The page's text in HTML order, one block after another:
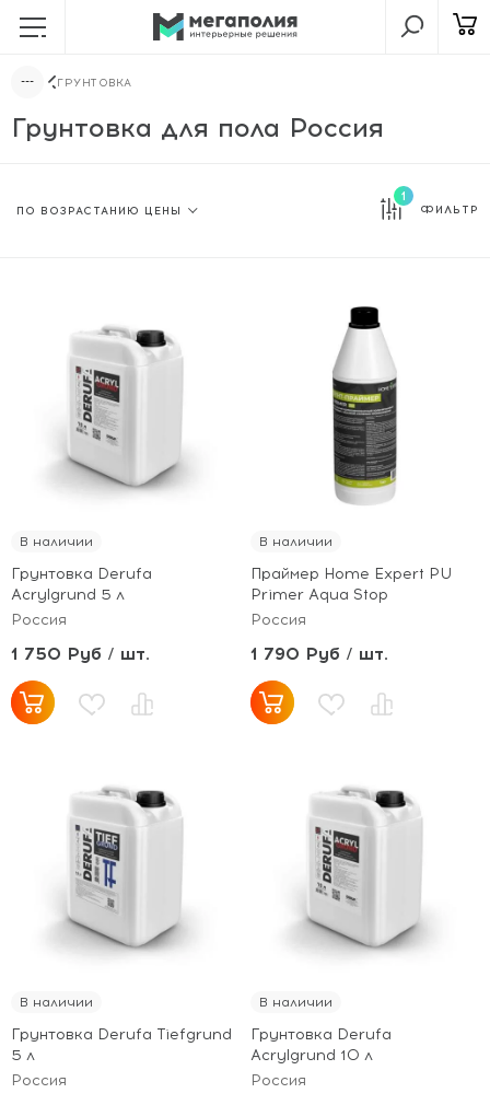
ГРУНТОВКА
Грунтовка для пола Россия
1
ФИЛЬТР
В наличии
Грунтовка Derufa
Acrylgrund 5 л
Россия
1 750 Руб / шт.
В наличии
Праймер Home Expert PU
Primer Aqua Stop
Россия
1 790 Руб / шт.
В наличии
Грунтовка Derufa Tiefgrund
5 л
Россия
В наличии
Грунтовка Derufa
Acrylgrund 10 л
Россия